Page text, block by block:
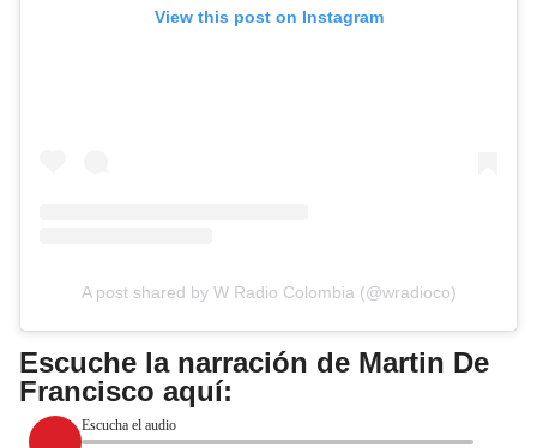
View this post on Instagram
A post shared by W Radio Colombia (@wradioco)
Escuche la narración de Martin De
Francisco aquí:
Escucha el audio